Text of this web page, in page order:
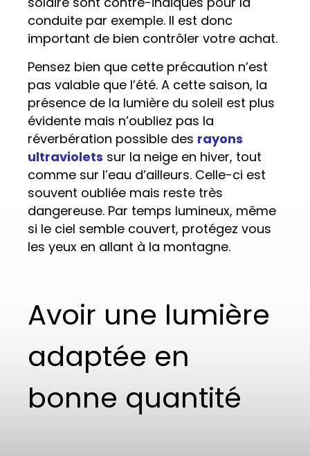
conduite par exemple. Il est donc
important de bien contrôler votre achat.
Pensez bien que cette précaution n’est
pas valable que l’été. A cette saison, la
présence de la lumière du soleil est plus
évidente mais n’oubliez pas la
réverbération possible des rayons
ultraviolets sur la neige en hiver, tout
comme sur l’eau d’ailleurs. Celle-ci est
souvent oubliée mais reste très
dangereuse. Par temps lumineux, même
si le ciel semble couvert, protégez vous
les yeux en allant à la montagne.
Avoir une lumière
adaptée en
bonne quantité